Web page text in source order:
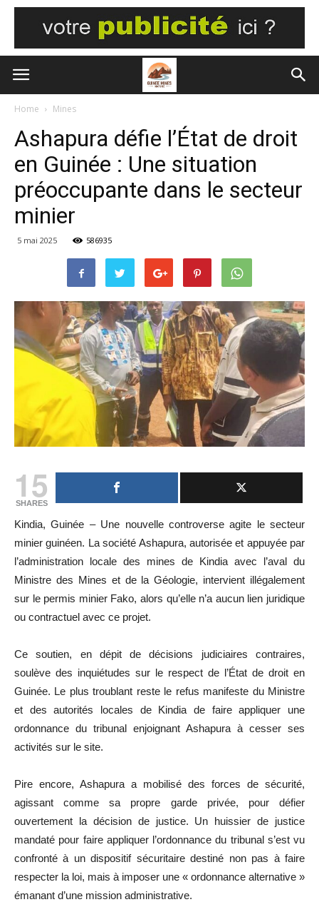
Home Mines
Ashapura défie l’État de droit
en Guinée : Une situation
préoccupante dans le secteur
minier
5 mai 2025 586935
15
SHARES
Kindia, Guinée – Une nouvelle controverse agite le secteur
minier guinéen. La société Ashapura, autorisée et appuyée par
l’administration locale des mines de Kindia avec l’aval du
Ministre des Mines et de la Géologie, intervient illégalement
sur le permis minier Fako, alors qu’elle n’a aucun lien juridique
ou contractuel avec ce projet.
Ce soutien, en dépit de décisions judiciaires contraires,
soulève des inquiétudes sur le respect de l’État de droit en
Guinée. Le plus troublant reste le refus manifeste du Ministre
et des autorités locales de Kindia de faire appliquer une
ordonnance du tribunal enjoignant Ashapura à cesser ses
activités sur le site.
Pire encore, Ashapura a mobilisé des forces de sécurité,
agissant comme sa propre garde privée, pour défier
ouvertement la décision de justice. Un huissier de justice
mandaté pour faire appliquer l’ordonnance du tribunal s’est vu
confronté à un dispositif sécuritaire destiné non pas à faire
respecter la loi, mais à imposer une « ordonnance alternative »
émanant d’une mission administrative.